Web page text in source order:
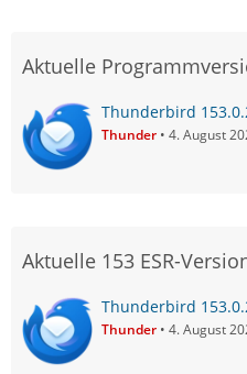
Aktuelle
Thunderbird
Thunder 4. August
Aktuelle 153 ESR-
Thunderbird
Thunder 4. August